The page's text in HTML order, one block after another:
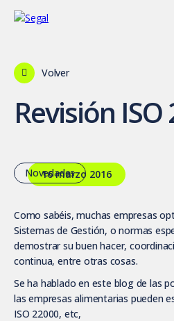
Volver
Revisión ISO
16 marzo 2016
Novedades
Como sabéis, muchas empresas
Sistemas de Gestión, o normas
demostrar su buen hacer,
continua, entre otras cosas.
Se ha hablado en este blog de las
las empresas alimentarias pueden
ISO 22000, etc,